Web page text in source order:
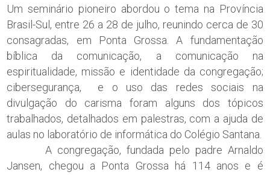
Um seminário pioneiro abordou o tema na Província
Brasil-Sul, entre 26 a 28 de julho, reunindo cerca de 30
consagradas, em Ponta Grossa. A fundamentação
bíblica da comunicação, a comunicação na
espiritualidade, missão e identidade da congregação;
cibersegurança, e o uso das redes sociais na
divulgação do carisma foram alguns dos tópicos
trabalhados, detalhados em palestras, com a ajuda de
aulas no laboratório de informática do Colégio Santana.
A congregação, fundada pelo padre Arnaldo
Jansen, chegou a Ponta Grossa há 114 anos e é